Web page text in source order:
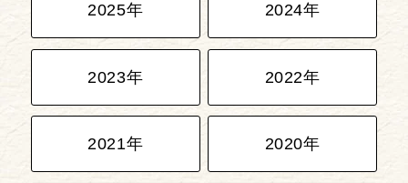
2025年 2024年
2023年 2022年
2021年 2020年